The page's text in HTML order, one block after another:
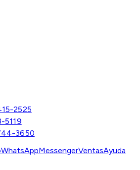
2525
5119
3650
WhatsAppMessengerVentasAyuda